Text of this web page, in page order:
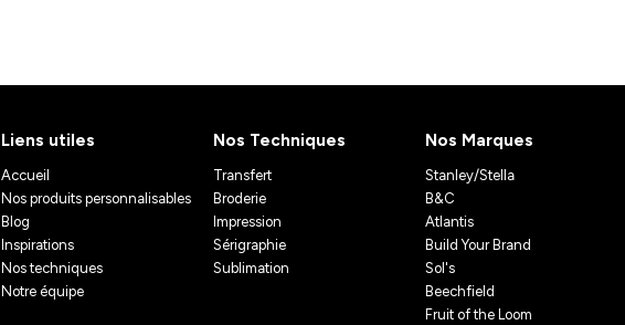
Liens utiles
Accueil
Nos produits personnalisables
Blog
Inspirations
Nos techniques
Notre équipe
Nos Techniques
Transfert
Broderie
Impression
Sérigraphie
Sublimation
Nos Marques
Stanley/Stella
B&C
Atlantis
Build Your Brand
Sol's
Beechfield
Fruit of the Loom